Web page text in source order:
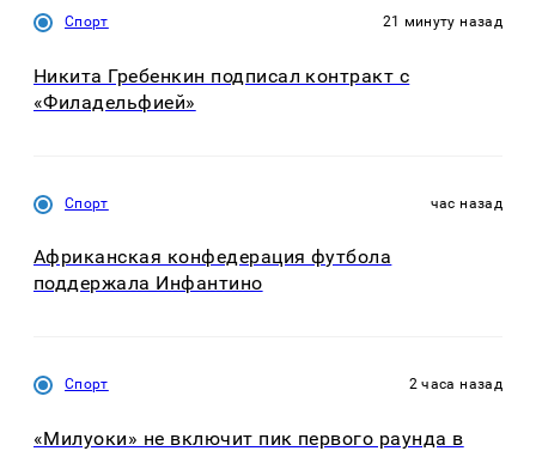
Спорт 21 минуту назад
Никита Гребенкин подписал контракт с
«Филадельфией»
Спорт час назад
Африканская конфедерация футбола
поддержала Инфантино
Спорт 2 часа назад
«Милуоки» не включит пик первого раунда в